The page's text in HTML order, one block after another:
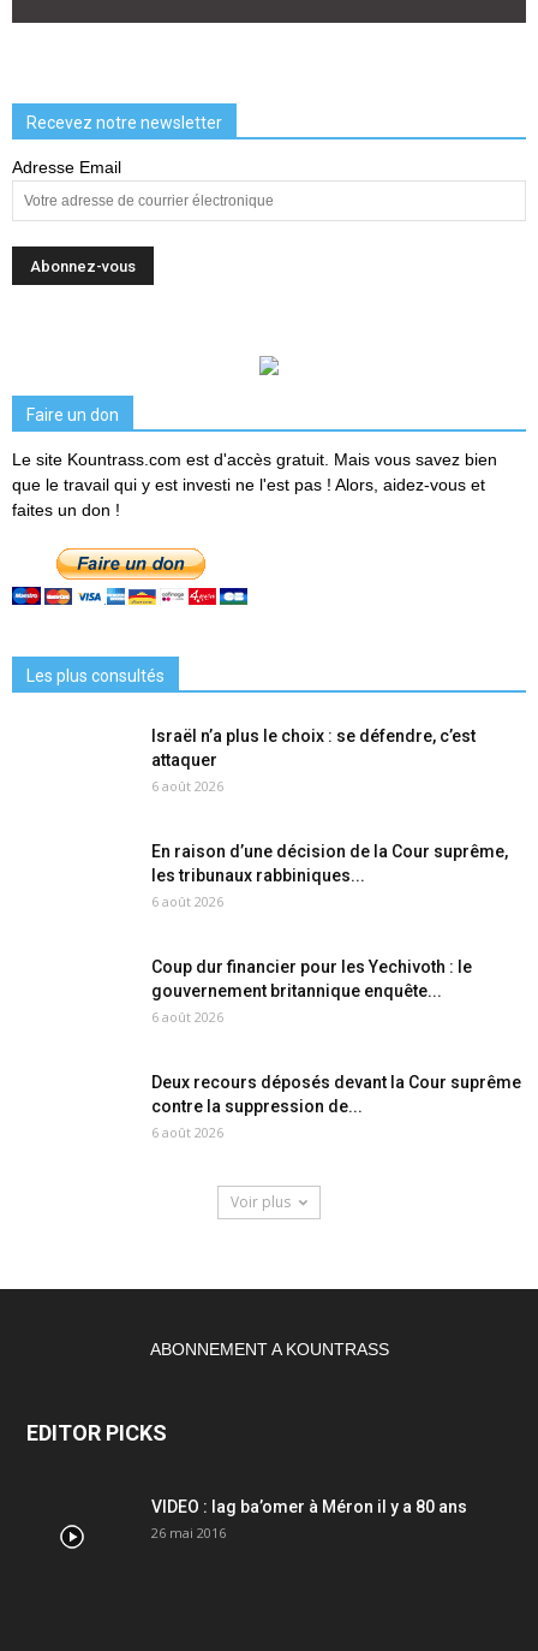
Recevez notre newsletter
Adresse Email
Faire un don
Le site Kountrass.com est d'accès gratuit. Mais vous savez bien
que le travail qui y est investi ne l'est pas ! Alors, aidez-vous et
faites un don !
Les plus consultés
Israël n’a plus le choix : se défendre, c’est
attaquer
6 août 2026
En raison d’une décision de la Cour suprême,
les tribunaux rabbiniques...
6 août 2026
Coup dur financier pour les Yechivoth : le
gouvernement britannique enquête...
6 août 2026
Deux recours déposés devant la Cour suprême
contre la suppression de...
6 août 2026
Voir plus
ABONNEMENT A KOUNTRASS
EDITOR PICKS
VIDEO : lag ba’omer à Méron il y a 80 ans
26 mai 2016